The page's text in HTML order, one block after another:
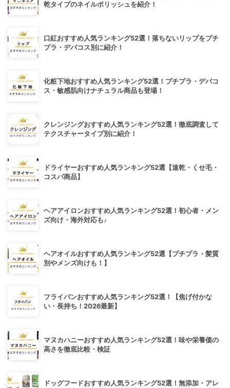
乾タイプのネイルポリッシュを紹介！
口紅おすすめ人気ランキング52選！落ちないリップをプチ
プラ・デパコス別に紹介！
化粧下地おすすめ人気ランキング52選！プチプラ・デパコ
ス・敏感肌向けナチュラル商品も登場！
クレンジングおすすめ人気ランキング52選！徹底調査して
テクスチャータイプ別に紹介！
ドライヤーおすすめ人気ランキング52選【速乾・くせ毛・
コスパ商品】
ヘアアイロンおすすめ人気ランキング52選！初心者・メン
ズ向け・海外対応も♪
ヘアオイルおすすめ人気ランキング52選【プチプラ・髪質
別やメンズ向けも！】
フライパンおすすめ人気ランキング52選！【焦げ付かな
い・長持ち！2026最新】
マヌカハニーおすすめ人気ランキング52選！味や栄養価の
高さを徹底比較・検証
ドッグフードおすすめ人気ランキング52選！無添加・アレ